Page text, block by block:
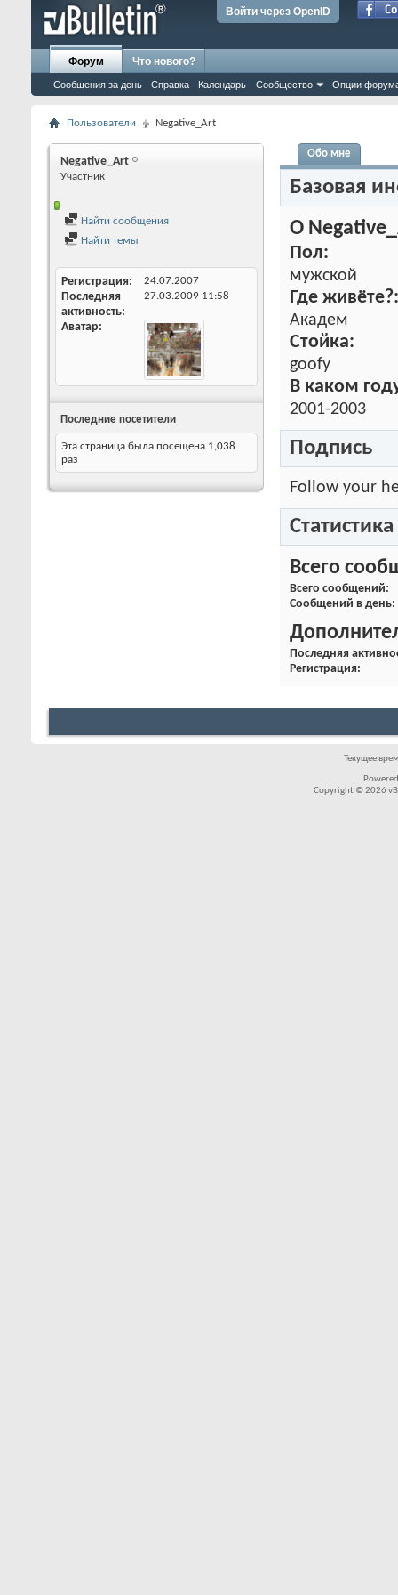
Войти через OpenID
Форум
Сообщения за день Справка Календарь Сообщество Опции
Что нового?
Пользователи Negative_Art
Negative_Art
Участник
Найти сообщения
Найти темы
Регистрация 24.07.2007
Последняя
активность
27.03.2009 11:58
Аватар
Последние посетители
Эта страница была посещена 1,038
раз
Обо мне
Базовая
О
Пол:
мужской
Где живёте?:
Академ
Стойка:
goofy
В каком
2001-2003
Подпись
Follow your
Статистика
Всего
Всего сообщений
Сообщений в день
Последняя
Регистрация
Текущее
Copyright © 2026